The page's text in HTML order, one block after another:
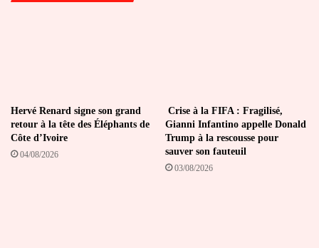
Hervé Renard signe son grand
retour à la tête des Éléphants de
Côte d’Ivoire
04/08/2026
Crise à la FIFA : Fragilisé,
Gianni Infantino appelle Donald
Trump à la rescousse pour
sauver son fauteuil
03/08/2026